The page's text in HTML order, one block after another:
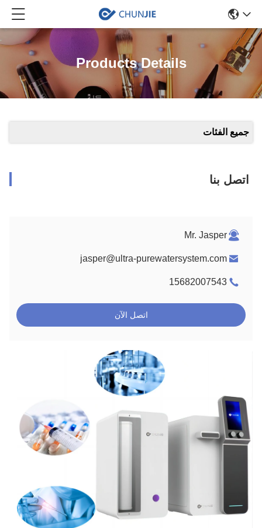
Products Details
جميع الفئات
اتصل بنا
Mr. Jasper
jasper@ultra-purewatersystem.com
15682007543
اتصل الآن